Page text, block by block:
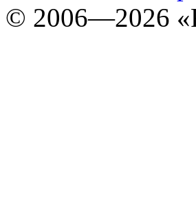
© 2006—2026